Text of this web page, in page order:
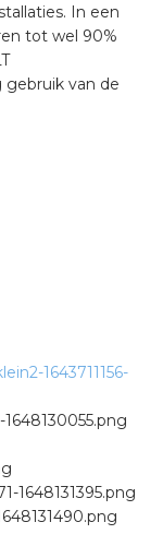
In een
tot wel 90%
gebruik van de